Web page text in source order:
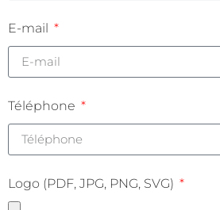
E-mail
Téléphone
Logo (PDF, JPG, PNG, SVG)